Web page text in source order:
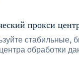
прокси
обработки